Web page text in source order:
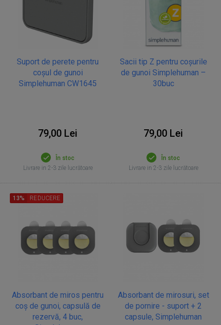
Suport de perete pentru
coșul de gunoi
Simplehuman CW1645
79,00 Lei
În stoc
Livrare in 2-3 zile lucrătoare
Sacii tip Z pentru coșurile
de gunoi Simplehuman –
30buc
79,00 Lei
În stoc
Livrare in 2-3 zile lucrătoare
Absorbant de miros pentru
coș de gunoi, capsulă de
rezervă, 4 buc,
13% REDUCERE
Absorbant de mirosuri, set
de pornire - suport + 2
capsule, Simplehuman